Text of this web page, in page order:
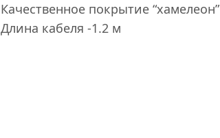
Качественное покрытие “хамелеон”
Длина кабеля -1.2 м